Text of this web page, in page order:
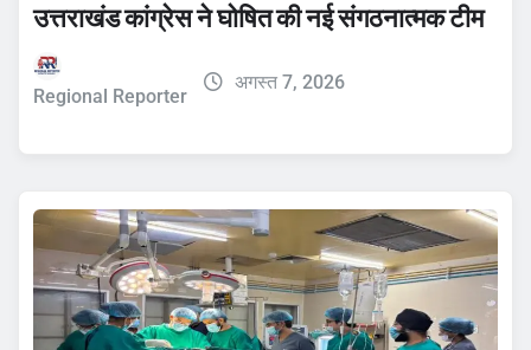
उत्तराखंड कांग्रेस ने घोषित की नई संगठनात्मक टीम
Regional Reporter
अगस्त 7, 2026